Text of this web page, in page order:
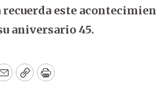
este
aniversario 45.
EmailCopyPrint